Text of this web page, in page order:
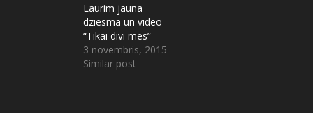
Laurim jauna
dziesma un video
“Tikai divi mēs”
3 novembris, 2015
Similar post